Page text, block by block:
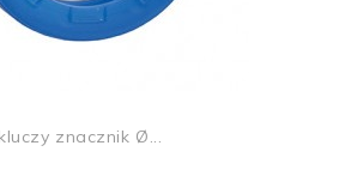
znacznik Ø...